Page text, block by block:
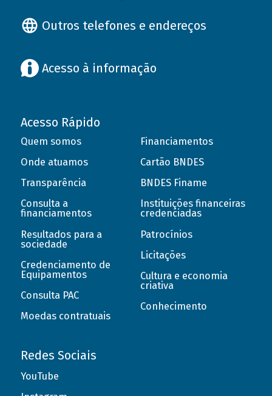
Outros telefones e endereços
Acesso à informação
Acesso Rápido
Quem somos
Onde atuamos
Transparência
Consulta a
financiamentos
Resultados para a
sociedade
Credenciamento de
Equipamentos
Consulta PAC
Moedas contratuais
Financiamentos
Cartão BNDES
BNDES Finame
Instituições financeiras
credenciadas
Patrocínios
Licitações
Cultura e economia
criativa
Conhecimento
Redes Sociais
YouTube